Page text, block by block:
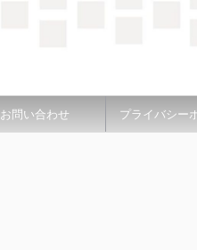
お問い合わせ プライバシー